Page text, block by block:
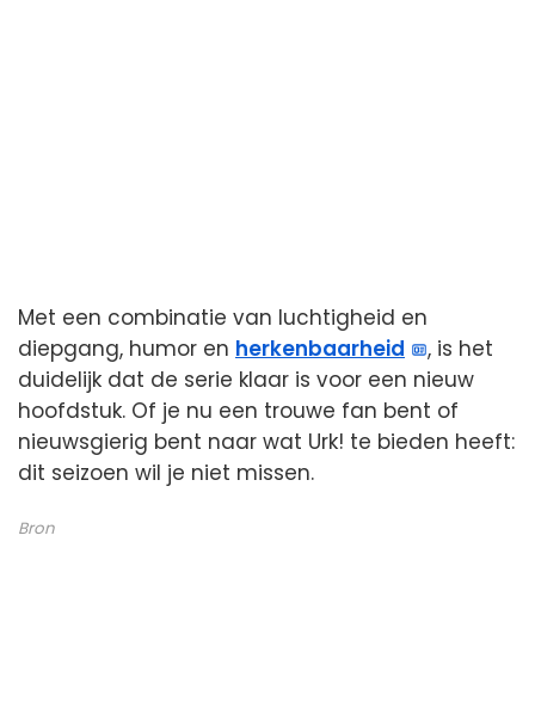
Met een combinatie van luchtigheid en
diepgang, humor en herkenbaarheid
, is het
duidelijk dat de serie klaar is voor een nieuw
hoofdstuk. Of je nu een trouwe fan bent of
nieuwsgierig bent naar wat Urk! te bieden heeft:
dit seizoen wil je niet missen.
Bron